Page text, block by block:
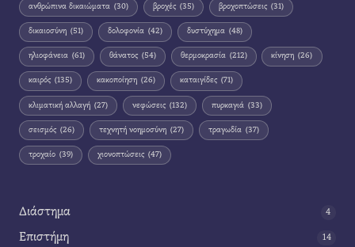
ανθρώπινα δικαιώματα (30) βροχές (35) βροχοπτώσεις (31)
δικαιοσύνη (51) δολοφονία (42) δυστύχημα (48)
ηλιοφάνεια (61) θάνατος (54) θερμοκρασία (212) κίνηση (26)
καιρός (135) κακοποίηση (26) καταιγίδες (71)
κλιματική αλλαγή (27) νεφώσεις (132) πυρκαγιά (33)
σεισμός (26) τεχνητή νοημοσύνη (27) τραγωδία (37)
τροχαίο (39) χιονοπτώσεις (47)
Διάστημα 4
Επιστήμη 14